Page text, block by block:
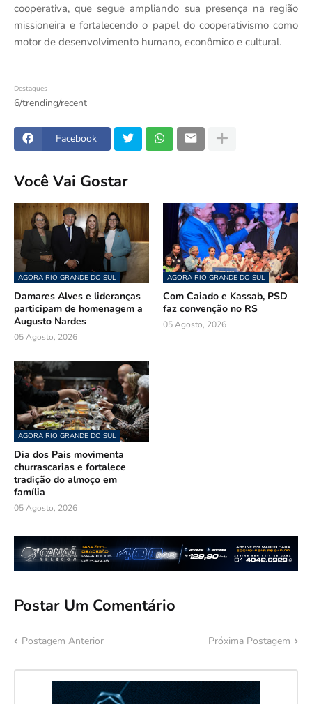
cooperativa, que segue ampliando sua presença na região
missioneira e fortalecendo o papel do cooperativismo como
motor de desenvolvimento humano, econômico e cultural.
Destaques
6/trending/recent
Facebook
Você Vai Gostar
AGORA RIO GRANDE DO SUL
Damares Alves e lideranças
participam de homenagem a
Augusto Nardes
05 Agosto, 2026
AGORA RIO GRANDE DO SUL
Com Caiado e Kassab, PSD
faz convenção no RS
05 Agosto, 2026
AGORA RIO GRANDE DO SUL
Dia dos Pais movimenta
churrascarias e fortalece
tradição do almoço em
família
05 Agosto, 2026
Postar Um Comentário
Postagem Anterior Próxima Postagem